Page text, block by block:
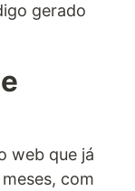
gerado
web que já
com